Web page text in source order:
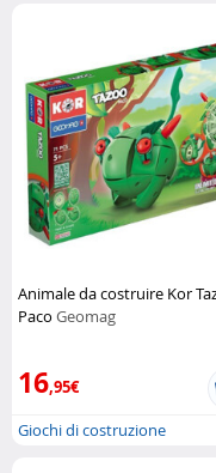
Animale da costruire Kor
Paco Geomag
16,95€
Giochi di costruzione